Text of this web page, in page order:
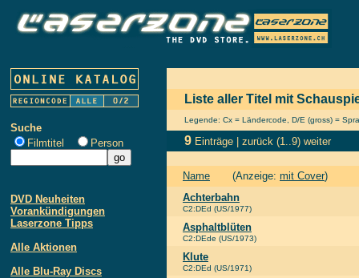
Suche
Filmtitel
Person
DVD Neuheiten
Vorankündigungen
Laserzone Tipps
Alle Aktionen
Alle Blu-Ray Discs
Liste aller Titel mit
Legende: Cx = Ländercode, D/E (gross) =
9 Einträge | zurück (1..9) weiter
Name (Anzeige: mit Cover)
Achterbahn
C2:DEd (US/1977)
Asphaltblüten
C2:DEde (US/1973)
Klute
C2:DEd (US/1971)